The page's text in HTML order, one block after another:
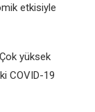
etkisiyle
yüksek
COVID-19